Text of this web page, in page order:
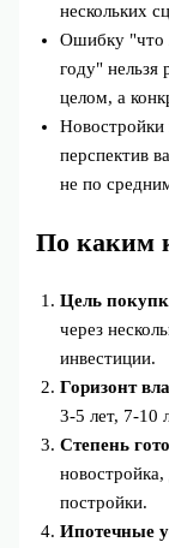
нескольких
Ошибку "что
году" нельзя
целом, а
Новостройки
перспектив
не по
По каким
Цель
через
инвестиции.
Горизонт
3-5 лет, 7-10
Степень
постройки.
Ипотечные